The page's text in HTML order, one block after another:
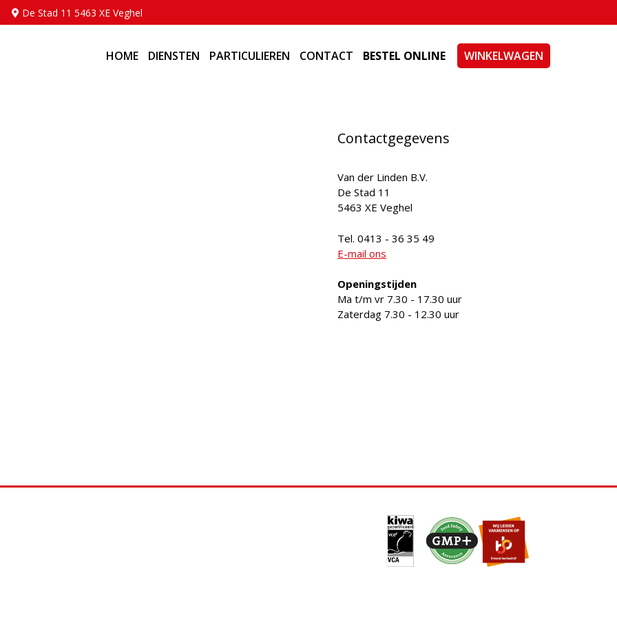
De Stad 11 5463 XE Veghel
HOME DIENSTEN PARTICULIEREN CONTACT BESTEL ONLINE WINKELWAGEN
Contactgegevens
Van der Linden B.V.
De Stad 11
5463 XE Veghel
Tel. 0413 - 36 35 49
E-mail ons
Openingstijden
Ma t/m vr 7.30 - 17.30 uur
Zaterdag 7.30 - 12.30 uur